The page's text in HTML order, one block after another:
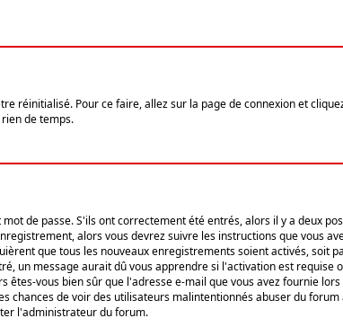
réinitialisé. Pour ce faire, allez sur la page de connexion et
de temps.
de passe. S'ils ont correctement été entrés, alors il y a deux
alors vous devrez suivre les instructions que vous
que tous les nouveaux enregistrements soient activés, soit
un message aurait dû vous apprendre si l'activation est requise
êtes-vous bien sûr que l'adresse e-mail que vous avez fournie
chances de voir des utilisateurs malintentionnés abuser du
l'administrateur du forum.